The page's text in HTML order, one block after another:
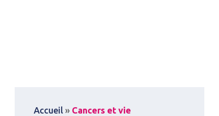
Accueil» Cancers et vie